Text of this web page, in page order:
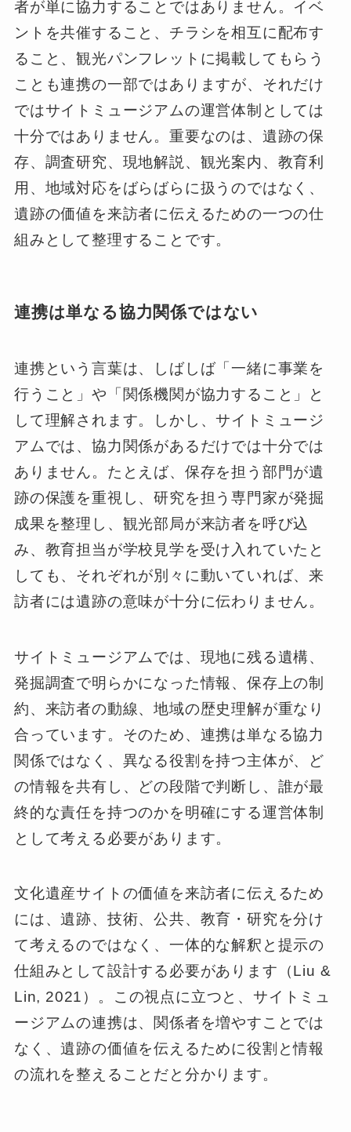
者が単に協力することではありません。イベ
ントを共催すること、チラシを相互に配布す
ること、観光パンフレットに掲載してもらう
ことも連携の一部ではありますが、それだけ
ではサイトミュージアムの運営体制としては
十分ではありません。重要なのは、遺跡の保
存、調査研究、現地解説、観光案内、教育利
用、地域対応をばらばらに扱うのではなく、
遺跡の価値を来訪者に伝えるための一つの仕
組みとして整理することです。
連携は単なる協力関係ではない
連携という言葉は、しばしば「一緒に事業を
行うこと」や「関係機関が協力すること」と
して理解されます。しかし、サイトミュージ
アムでは、協力関係があるだけでは十分では
ありません。たとえば、保存を担う部門が遺
跡の保護を重視し、研究を担う専門家が発掘
成果を整理し、観光部局が来訪者を呼び込
み、教育担当が学校見学を受け入れていたと
しても、それぞれが別々に動いていれば、来
訪者には遺跡の意味が十分に伝わりません。
サイトミュージアムでは、現地に残る遺構、
発掘調査で明らかになった情報、保存上の制
約、来訪者の動線、地域の歴史理解が重なり
合っています。そのため、連携は単なる協力
関係ではなく、異なる役割を持つ主体が、ど
の情報を共有し、どの段階で判断し、誰が最
終的な責任を持つのかを明確にする運営体制
として考える必要があります。
文化遺産サイトの価値を来訪者に伝えるため
には、遺跡、技術、公共、教育・研究を分け
て考えるのではなく、一体的な解釈と提示の
仕組みとして設計する必要があります（Liu &
Lin, 2021）。この視点に立つと、サイトミュ
ージアムの連携は、関係者を増やすことでは
なく、遺跡の価値を伝えるために役割と情報
の流れを整えることだと分かります。